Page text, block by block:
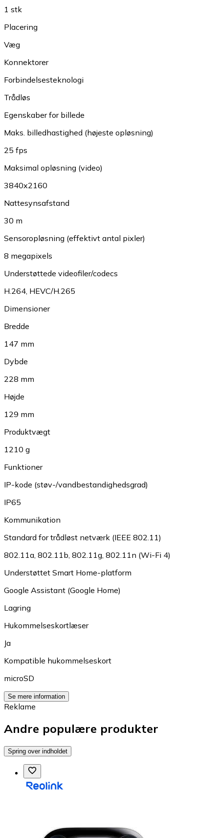
1 stk
Placering
Væg
Konnektorer
Forbindelsesteknologi
Trådløs
Egenskaber for billede
Maks. billedhastighed (højeste opløsning)
25 fps
Maksimal opløsning (video)
3840x2160
Nattesynsafstand
30 m
Sensoropløsning (effektivt antal pixler)
8 megapixels
Understøttede videofiler/codecs
H.264, HEVC/H.265
Dimensioner
Bredde
147 mm
Dybde
228 mm
Højde
129 mm
Produktvægt
1210 g
Funktioner
IP-kode (støv-/vandbestandighedsgrad)
IP65
Kommunikation
Standard for trådløst netværk (IEEE 802.11)
802.11a, 802.11b, 802.11g, 802.11n (Wi-Fi 4)
Understøttet Smart Home-platform
Google Assistant (Google Home)
Lagring
Hukommelseskortlæser
Ja
Kompatible hukommelseskort
microSD
Se mere information
Reklame
Andre populære produkter
Spring over indholdet